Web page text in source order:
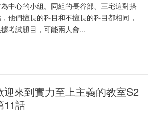
中心的小組。同組的長谷部、三宅這對搭
他們擅長的科目和不擅長的科目都相同，
考試題目，可能兩人會...
迎來到實力至上主義的教室S2
11話